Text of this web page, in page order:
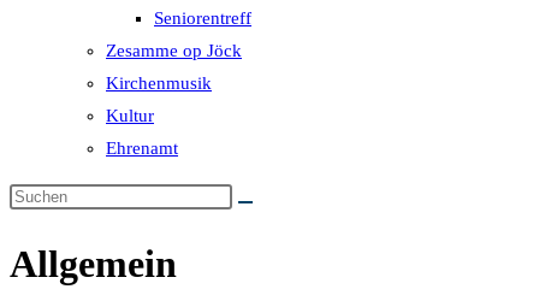
Seniorentreff
Zesamme op Jöck
Kirchenmusik
Kultur
Ehrenamt
Allgemein